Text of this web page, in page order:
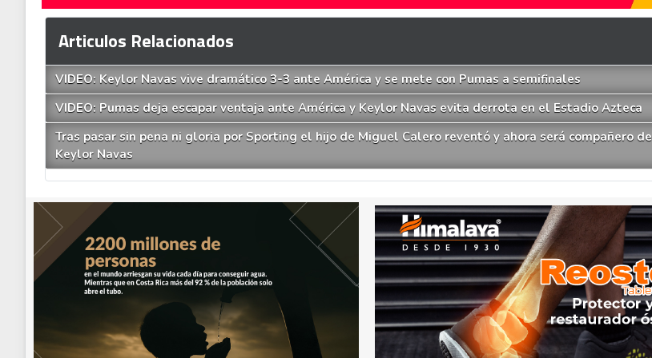
Articulos Relacionados
VIDEO: Keylor Navas vive dramático 3-3 ante América y se mete con Pumas a semifinales
VIDEO: Pumas deja escapar ventaja ante América y Keylor Navas evita derrota en el Estadio Azteca
Tras pasar sin pena ni gloria por Sporting el hijo de Miguel Calero reventó y ahora será compañero de
Keylor Navas